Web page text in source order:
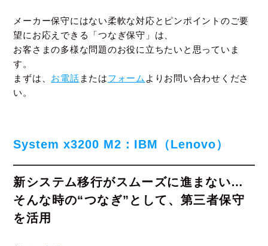
メーカー保守にはない柔軟な対応とピンポイントのご要
望にお応えできる「つなぎ保守」は、
お客さまの多様な問題のお役に立ちたいと思っていま
す。
まずは、 お電話 またはフォーム よりお問い合わせくださ
い。
System x3200 M2：IBM（Lenovo）
新システム移行がスムーズに進まない…
そんな時の“つなぎ”として、第三者保守
を活用